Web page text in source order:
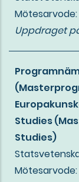
Mötesarvode:
Uppdraget
Studies
Studies)
Mötesarvode: